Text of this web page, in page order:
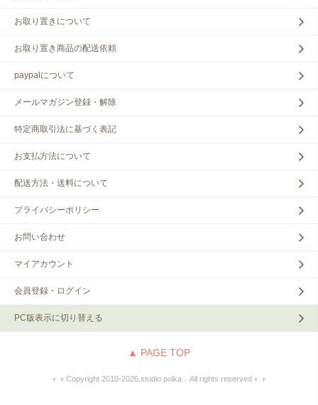
お取り置きについて
お取り置き商品の配送依頼
paypalについて
メールマガジン登録・解除
特定商取引法に基づく表記
お支払方法について
配送方法・送料について
プライバシーポリシー
お問い合わせ
マイアカウント
会員登録・ログイン
PC版表示に切り替える
▲ PAGE TOP
＋＋Copyright 2010‐2026,studio polka．All rights reserved＋＋